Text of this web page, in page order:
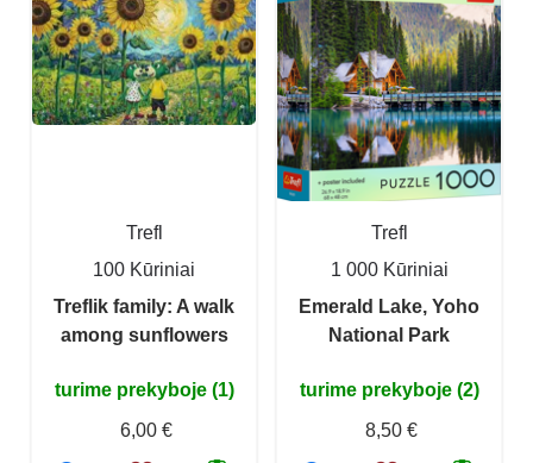
Trefl
100 Kūriniai
Treflik family: A walk
among sunflowers
turime prekyboje (1)
6,00 €
Trefl
1 000 Kūriniai
Emerald Lake, Yoho
National Park
turime prekyboje (2)
8,50 €